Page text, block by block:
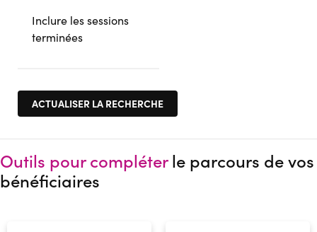
Inclure les sessions
terminées
Outils pour compléterle parcours de vos
bénéficiaires